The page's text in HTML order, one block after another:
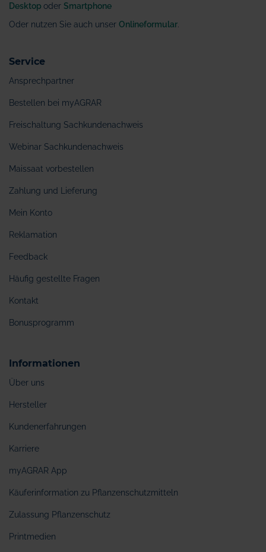
Desktop oder Smartphone
Oder nutzen Sie auch unser Onlineformular
Service
Ansprechpartner
Bestellen bei myAGRAR
Freischaltung Sachkundenachweis
Webinar Sachkundenachweis
Maissaat vorbestellen
Zahlung und Lieferung
Mein Konto
Reklamation
Feedback
Häufig gestellte Fragen
Kontakt
Bonusprogramm
Informationen
Über uns
Hersteller
Kundenerfahrungen
Karriere
myAGRAR App
Käuferinformation zu Pflanzenschutzmitteln
Zulassung Pflanzenschutz
Printmedien